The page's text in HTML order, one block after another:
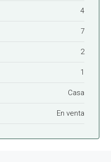
4
7
2
1
Casa
En venta